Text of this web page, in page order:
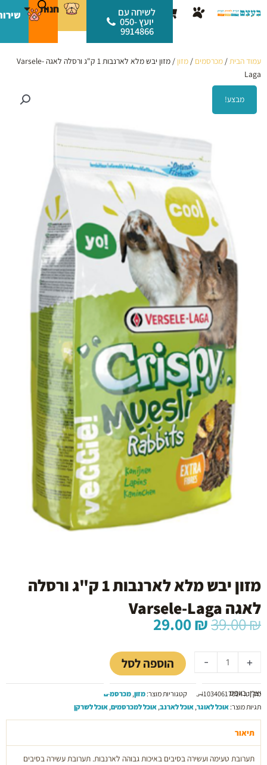
לתוכן
עגלת
קניות
לשיחה עם
יועץ 050-
9914866
חנות
עמוד הבית/ מכרסמים / מזון
/ מזון יבש מלא לארנבות 1 ק"ג ורסלה לאגה Varsele-
Laga
מבצע!
מזון יבש מלא לארנבות 1 ק"ג ורסלה
לאגה Varsele-Laga
39.00₪ המחיר
המקורי
היה:
39.00 ₪.
29.00₪
הוא:
29.00 ₪. -
של
מזון
מלא
לארנבות
1
ורסלה
לאגה
+ הוספה לסל
יצרן: ביופט
מק"ט:5410340617014 קטגוריות מוצר:מזון,מכרסמים
תגיות מוצר:אוכל לאוגר,אוכל לארנב,אוכל למכרסמים,אוכל לשרקן
תיאור
תערובת טעימה ועשירה בסיבים באיכות גבוהה לארנבות. תערובת עשירה בסיבים